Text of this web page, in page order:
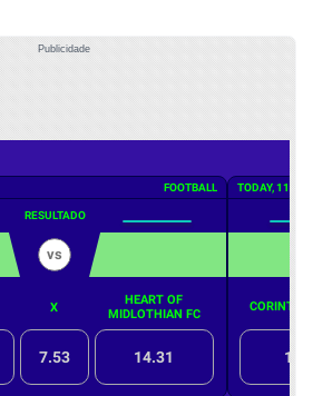
Publicidade